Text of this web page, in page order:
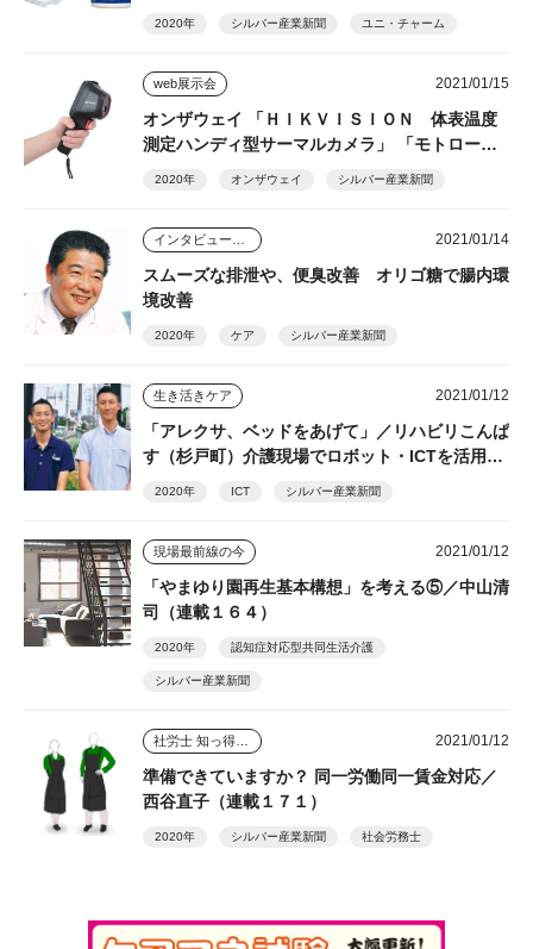
2020年 シルバー産業新聞 ユニ・チャーム
web展示会 2021/01/15
オンザウェイ 「ＨＩＫＶＩＳＩＯＮ 体表温度
測定ハンディ型サーマルカメラ」 「モトロー
2020年 オンザウェイ シルバー産業新聞
2021/01/14
スムーズな排泄や、便臭改善 オリゴ糖で腸内環
境改善
2020年 ケア シルバー産業新聞
生き活きケア 2021/01/12
「アレクサ、ベッドをあげて」／リハビリこんぱ
す（杉戸町）介護現場でロボット・ICTを活用し
て、利用者の自立した在宅生活を支える
2020年 ICT シルバー産業新聞
現場最前線の今 2021/01/12
「やまゆり園再生基本構想」を考える⑤／中山清
司（連載１６４）
2020年 認知症対応型共同生活介護
シルバー産業新聞
2021/01/12
準備できていますか？ 同一労働同一賃金対応／
西谷直子（連載１７１）
2020年 シルバー産業新聞 社会労務士